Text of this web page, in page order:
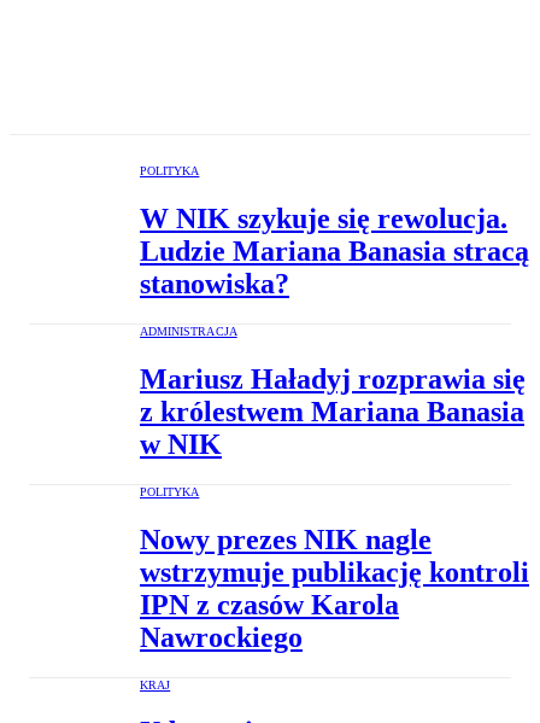
POLITYKA
W NIK szykuje się rewolucja.
Ludzie Mariana Banasia stracą
stanowiska?
ADMINISTRACJA
Mariusz Haładyj rozprawia się
z królestwem Mariana Banasia
w NIK
POLITYKA
Nowy prezes NIK nagle
wstrzymuje publikację kontroli
IPN z czasów Karola
Nawrockiego
KRAJ